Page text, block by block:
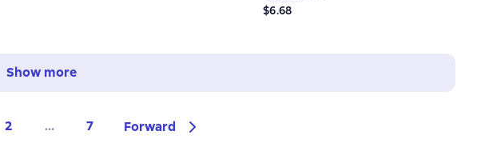
$6.68
Show more
2 ... 7 Forward